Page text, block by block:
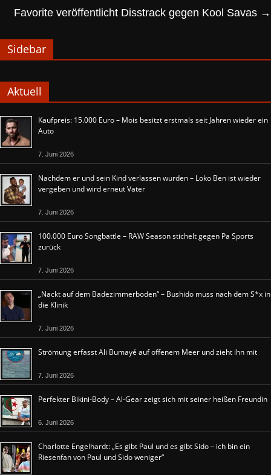
Favorite veröffentlicht Disstrack gegen Kool Savas →
Sidebar
Aktuell
Kaufpreis: 15.000 Euro – Mois besitzt erstmals seit Jahren wieder ein
Auto
7. Juni 2026
Nachdem er und sein Kind verlassen wurden – Loko Ben ist wieder
vergeben und wird erneut Vater
7. Juni 2026
100.000 Euro Songbattle – RAW Season stichelt gegen Pa Sports
zurück
7. Juni 2026
„Nackt auf dem Badezimmerboden“ – Bushido muss nach dem S*x in
die Klinik
7. Juni 2026
Strömung erfasst Ali Bumayé auf offenem Meer und zieht ihn mit
7. Juni 2026
Perfekter Bikini-Body – Al-Gear zeigt sich mit seiner heißen Freundin
6. Juni 2026
Charlotte Engelhardt: „Es gibt Paul und es gibt Sido – ich bin ein
Riesenfan von Paul und Sido weniger“